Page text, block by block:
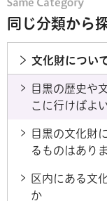
同じ分類から
文化財につい
目黒の歴史や
こに行けばよ
目黒の文化財
るものはあり
区内にある文
か